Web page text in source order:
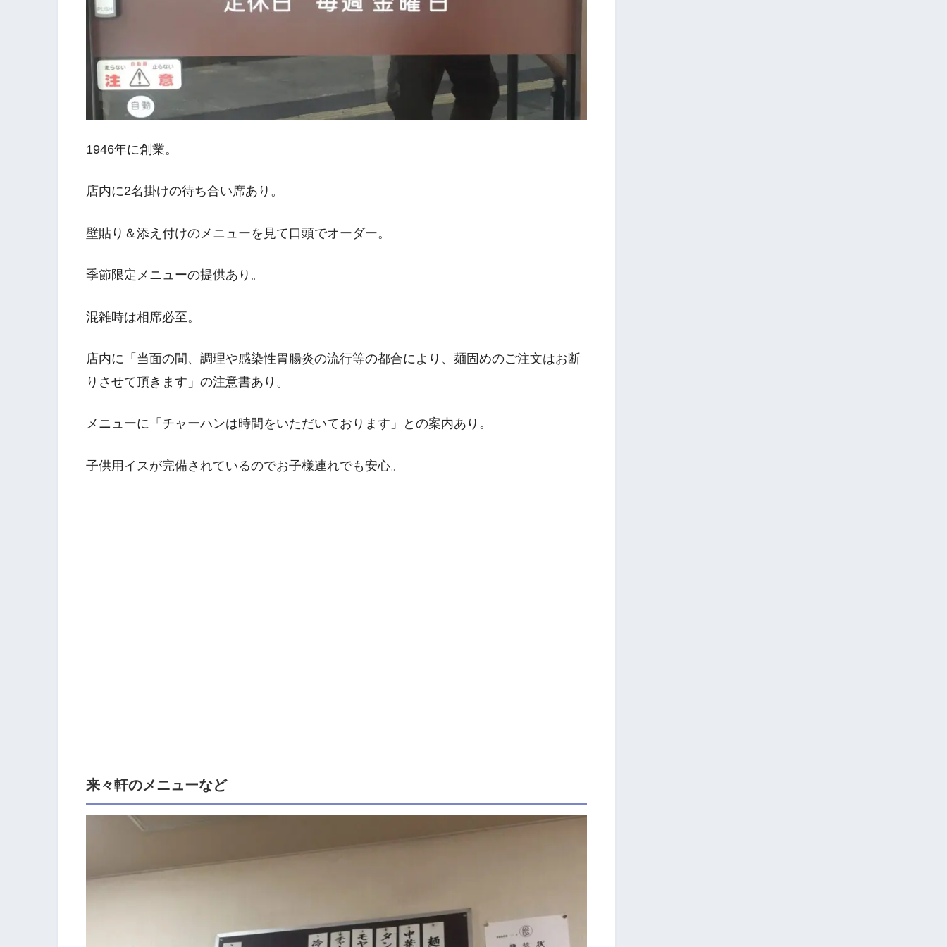
1946年に創業。
店内に2名掛けの待ち合い席あり。
壁貼り＆添え付けのメニューを見て口頭でオーダー。
季節限定メニューの提供あり。
混雑時は相席必至。
店内に「当面の間、調理や感染性胃腸炎の流行等の都合により、麺固めのご注文はお断
りさせて頂きます」の注意書あり。
メニューに「チャーハンは時間をいただいております」との案内あり。
子供用イスが完備されているのでお子様連れでも安心。
来々軒のメニューなど